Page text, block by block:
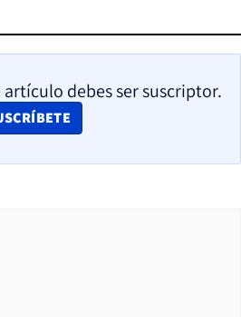
debes ser suscriptor.
IN NEW WINDOW